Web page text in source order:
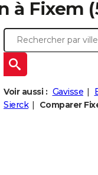
à Fixem
Voir aussi : Gavisse
Sierck
Comparer